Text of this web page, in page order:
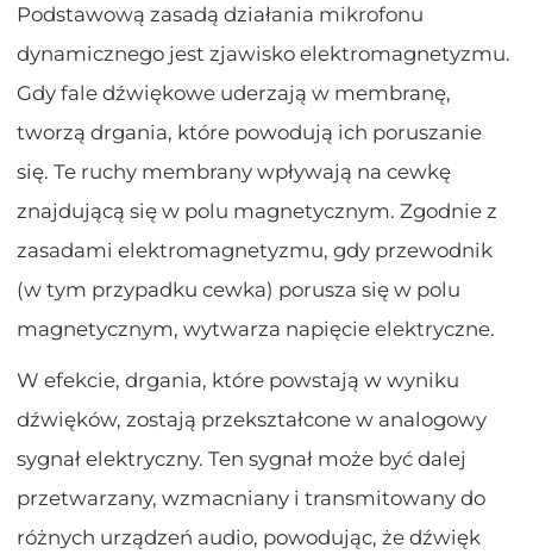
Podstawową zasadą działania mikrofonu
dynamicznego jest zjawisko elektromagnetyzmu.
Gdy fale dźwiękowe uderzają w membranę,
tworzą drgania, które powodują ich poruszanie
się. Te ruchy membrany wpływają na cewkę
znajdującą się w polu magnetycznym. Zgodnie z
zasadami elektromagnetyzmu, gdy przewodnik
(w tym przypadku cewka) porusza się w polu
magnetycznym, wytwarza napięcie elektryczne.
W efekcie, drgania, które powstają w wyniku
dźwięków, zostają przekształcone w analogowy
sygnał elektryczny. Ten sygnał może być dalej
przetwarzany, wzmacniany i transmitowany do
różnych urządzeń audio, powodując, że dźwięk